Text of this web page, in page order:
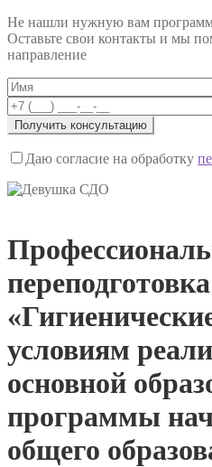
Не нашли нужную вам
Оставьте свои контакты и мы
направление
Даю согласие на обработку
переподготовка
условиям
основной
программы
общего